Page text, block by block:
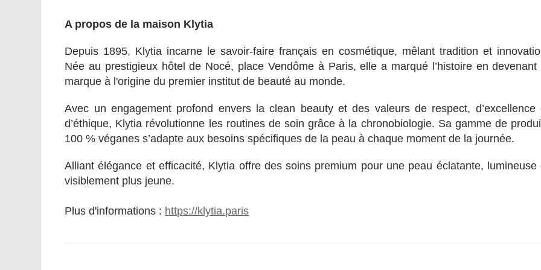
A propos de la maison Klytia
Depuis 1895, Klytia incarne le savoir-faire français en cosmétique, mêlant tradition et
Née au prestigieux hôtel de Nocé, place Vendôme à Paris, elle a marqué l’histoire en devenant
marque à l'origine du premier institut de beauté au monde.
Avec un engagement profond envers la clean beauty et des valeurs de respect, d’excellence
d’éthique, Klytia révolutionne les routines de soin grâce à la chronobiologie. Sa gamme de
100 % véganes s’adapte aux besoins spécifiques de la peau à chaque moment de la journée.
Alliant élégance et efficacité, Klytia offre des soins premium pour une peau éclatante, lumineuse
visiblement plus jeune.
Plus d'informations : https://klytia.paris